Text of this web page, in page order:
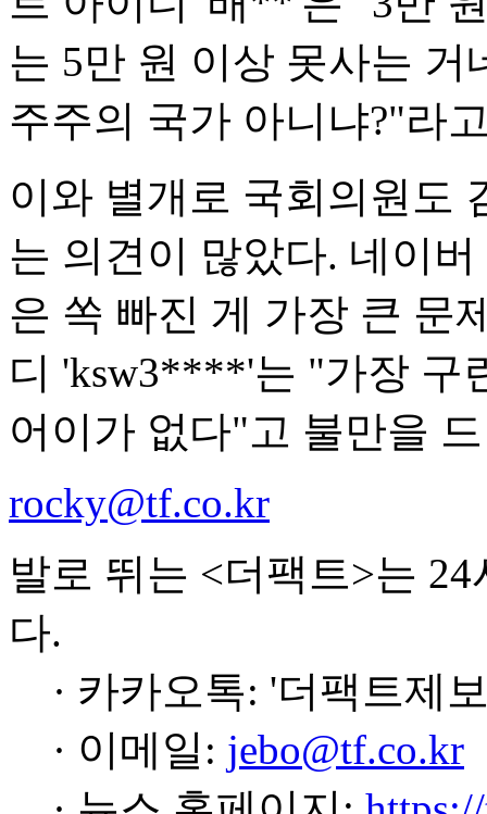
는 5만 원 이상 못사는
주주의 국가 아니냐?"라
이와 별개로 국회의원도
는 의견이 많았다. 네이
은 쏙 빠진 게 가장 큰 문
디 'ksw3****'는 "가장 구
어이가 없다"고 불만을
rocky@tf.co.kr
발로 뛰는 <더팩트>는
다.
· 카카오톡: '더팩트제
· 이메일: jebo@tf.co.kr